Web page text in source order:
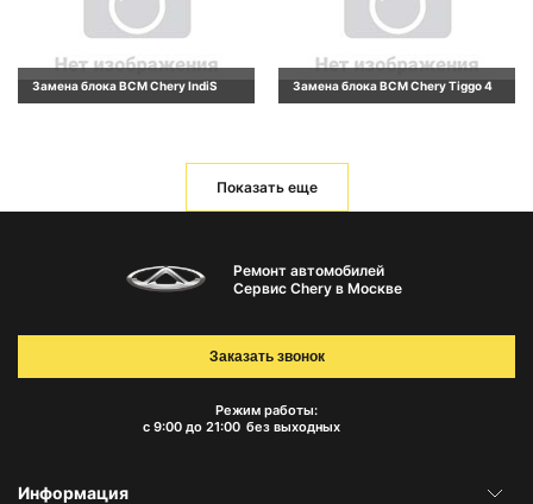
Замена блока BCM Chery IndiS Замена блока BCM Chery Tiggo 4
Показать еще
Ремонт автомобилей
Сервис Chery в Москве
Режим работы:
с 9:00 до 21:00 без выходных
Заказать звонок
Информация